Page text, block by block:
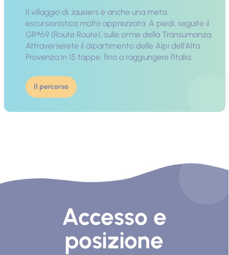
Il villaggio di Jausiers è anche una meta
escursionistica molto apprezzata. A piedi, seguite il
GR®69 (Route Route), sulle orme della Transumanza.
Attraverserete il dipartimento delle Alpi dell'Alta
Provenza in 15 tappe, fino a raggiungere l'Italia.
Il percorso
Accesso e
posizione